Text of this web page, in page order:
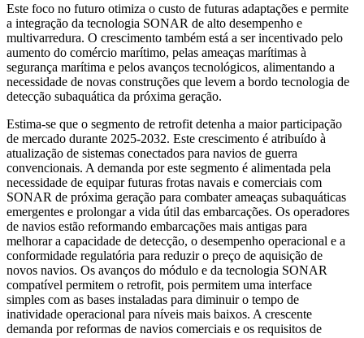
Este foco no futuro otimiza o custo de futuras adaptações e permite
a integração da tecnologia SONAR de alto desempenho e
multivarredura. O crescimento também está a ser incentivado pelo
aumento do comércio marítimo, pelas ameaças marítimas à
segurança marítima e pelos avanços tecnológicos, alimentando a
necessidade de novas construções que levem a bordo tecnologia de
detecção subaquática da próxima geração.
Estima-se que o segmento de retrofit detenha a maior participação
de mercado durante 2025-2032. Este crescimento é atribuído à
atualização de sistemas conectados para navios de guerra
convencionais. A demanda por este segmento é alimentada pela
necessidade de equipar futuras frotas navais e comerciais com
SONAR de próxima geração para combater ameaças subaquáticas
emergentes e prolongar a vida útil das embarcações. Os operadores
de navios estão reformando embarcações mais antigas para
melhorar a capacidade de detecção, o desempenho operacional e a
conformidade regulatória para reduzir o preço de aquisição de
novos navios. Os avanços do módulo e da tecnologia SONAR
compatível permitem o retrofit, pois permitem uma interface
simples com as bases instaladas para diminuir o tempo de
inatividade operacional para níveis mais baixos. A crescente
demanda por reformas de navios comerciais e os requisitos de